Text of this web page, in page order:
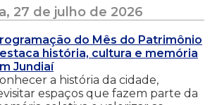
27 de julho de 2026
do Mês do Patrimônio
história, cultura e memória
Jundiaí
a história da cidade,
espaços que fazem parte da